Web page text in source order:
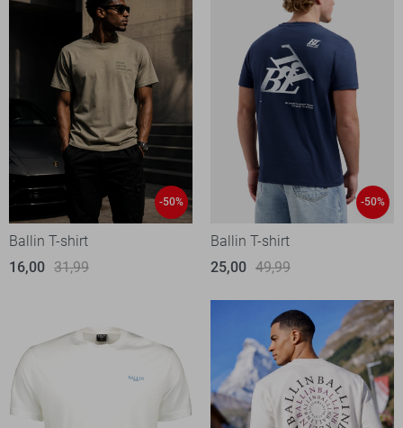
-50%
Ballin T-shirt
16,00 31,99
-50%
Ballin T-shirt
25,00 49,99